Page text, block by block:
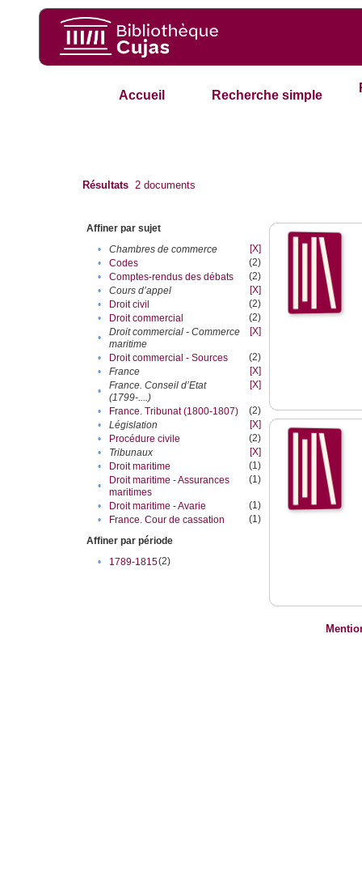
Accueil Recherche simple
Résultats 2 documents
Affiner par sujet
•
Chambres de commerce
[X]
•
Codes
(2)
•
Comptes-rendus des débats
(2)
•
Cours d’appel
[X]
•
Droit civil
(2)
•
Droit commercial
(2)
•
Droit commercial - Commerce
maritime
[X]
• Droit commercial - Sources
(2)
•
France
[X]
•
France. Conseil d’Etat
(1799-....)
[X]
• France. Tribunat (1800-1807)
(2)
•
Législation
[X]
•
Procédure civile
(2)
•
Tribunaux
[X]
•
Droit maritime
(1)
•
Droit maritime - Assurances
maritimes
(1)
• Droit maritime - Avarie
(1)
•
France. Cour de cassation
(1)
Affiner par période
•
1789-1815(2)